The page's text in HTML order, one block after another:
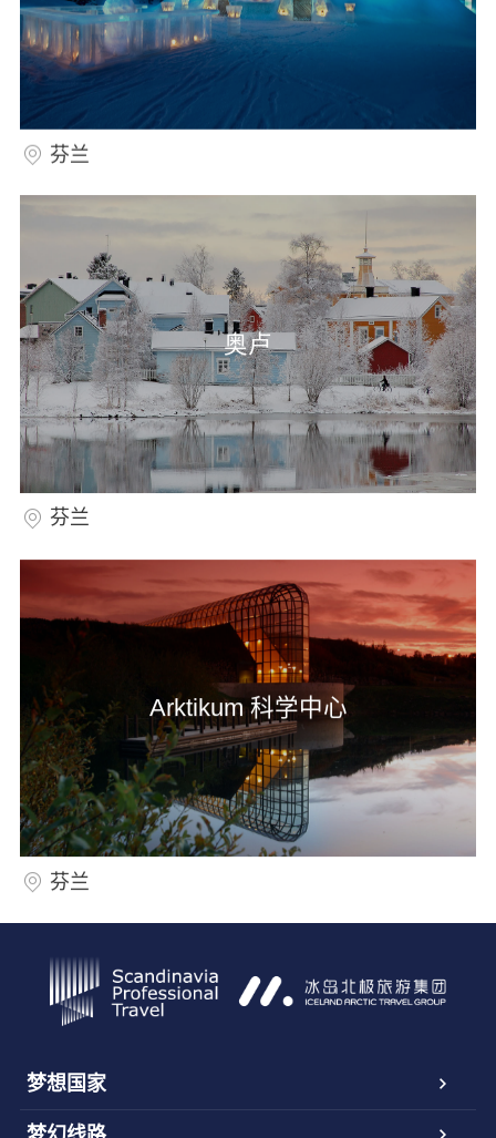
芬兰
奥卢
芬兰
Arktikum 科学中心
芬兰
梦想国家